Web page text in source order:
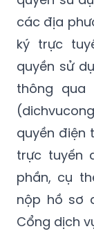
các địa
ký trực
quyền sử
thông qua
quyền điện
trực tuyến
phần, cụ
nộp hồ sơ
Cổng dịch